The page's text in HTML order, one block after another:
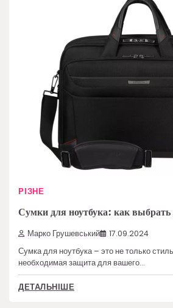
РІЗНЕ
Сумки для ноутбука: как
Марко Грушевський 17.09.2024
Сумка для ноутбука – это не только
необходимая защита для вашего…
ДЕТАЛЬНІШЕ